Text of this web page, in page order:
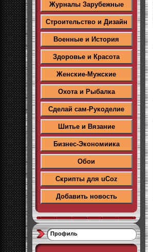
Журналы Зарубежные
Строительство и Дизайн
Военные и История
Здоровье и Красота
Женские-Мужские
Охота и Рыбалка
Сделай сам-Рукоделие
Шитье и Вязание
Бизнес-Экономиика
Обои
Скрипты для uCoz
Добавить новость
Профиль